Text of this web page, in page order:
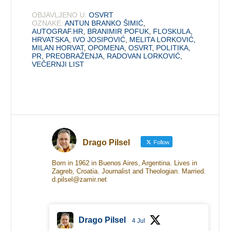
OBJAVLJENO U: OSVRT
OZNAKE: ANTUN BRANKO ŠIMIĆ
AUTOGRAF.HR
BRANIMIR POFUK FLOSKULA
HRVATSKA IVO JOSIPOVIĆ MELITA LORKOVIĆ
MILAN HORVAT,OPOMENA ,OSVRT, POLITIKA
PR
PREOBRAŽENJA RADOVAN LORKOVIĆ
VEČERNJI LIST
Drago Pilsel Follow
Born in 1962 in Buenos Aires, Argentina. Lives in
Zagreb, Croatia. Journalist and Theologian. Married.
d.pilsel@zamir.net
Drago Pilsel 4 Jul